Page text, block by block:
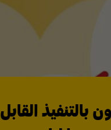
بالتنفيذ القابل